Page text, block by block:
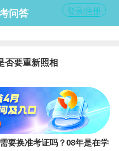
问答 登录/注册
否要重新照相
要换准考证吗？08年是在学